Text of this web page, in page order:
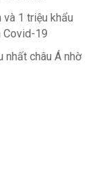
1 triệu khẩu
Covid-19
châu Á nhờ